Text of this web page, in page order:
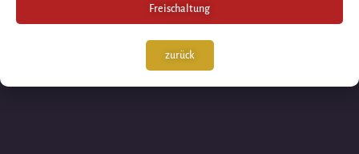
Freischaltung
zurück